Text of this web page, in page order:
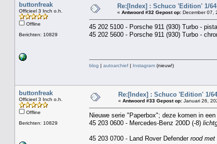
buttonfreak
Officieel 3 Inch o.h.
Offline
Berichten: 10829
Re:[Index] : Schuco 'Edition' 1/64
« Antwoord #32 Gepost op: December 07,
45 202 5100 - Porsche 911 (930) Turbo -
45 202 5600 - Porsche 911 (930) Turbo -
blog | autoarchief | Instagram (nieuw!)
buttonfreak
Officieel 3 Inch o.h.
Offline
Berichten: 10829
Re:[Index] : Schuco 'Edition' 1/
« Antwoord #33 Gepost op: Januari 26,
Nieuwe serie "Paperbox"; deze komen in
45 203 0600 - Mercedes-Benz 200D (-8)
45 203 0700 - Land Rover Defender rood met